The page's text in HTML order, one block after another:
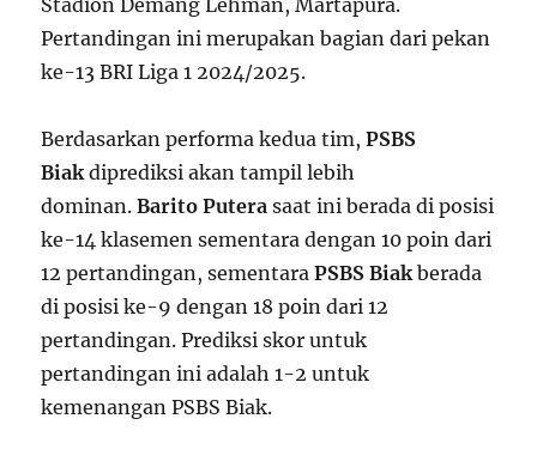
Stadion Demang Lehman, Martapura.
Pertandingan ini merupakan bagian dari pekan
ke-13 BRI Liga 1 2024/2025.
Berdasarkan performa kedua tim,PSBS
Biakdiprediksi akan tampil lebih
dominan.Barito Putera saat ini berada di posisi
ke-14 klasemen sementara dengan 10 poin dari
12 pertandingan, sementaraPSBS Biakberada
di posisi ke-9 dengan 18 poin dari 12
pertandingan. Prediksi skor untuk
pertandingan ini adalah 1-2 untuk
kemenangan PSBS Biak.